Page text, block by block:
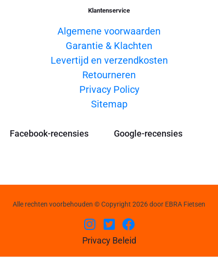
Klantenservice
Algemene voorwaarden
Garantie & Klachten
Levertijd en verzendkosten
Retourneren
Privacy Policy
Sitemap
Facebook-recensies Google-recensies
Alle rechten voorbehouden © Copyright 2026 door EBRA Fietsen
Privacy Beleid